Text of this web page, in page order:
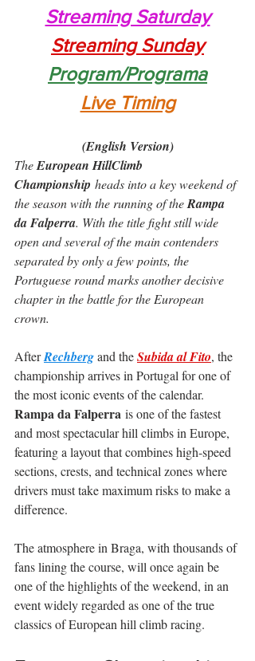
Streaming Saturday
Streaming Sunday
Program/Programa
Live Timing
(English Version)
The European HillClimb
Championship heads into a key weekend of
the season with the running of the Rampa
da Falperra. With the title fight still wide
open and several of the main contenders
separated by only a few points, the
Portuguese round marks another decisive
chapter in the battle for the European
crown.
After Rechberg and the Subida al Fito, the
championship arrives in Portugal for one of
the most iconic events of the calendar.
Rampa da Falperra is one of the fastest
and most spectacular hill climbs in Europe,
featuring a layout that combines high-speed
sections, crests, and technical zones where
drivers must take maximum risks to make a
difference.
The atmosphere in Braga, with thousands of
fans lining the course, will once again be
one of the highlights of the weekend, in an
event widely regarded as one of the true
classics of European hill climb racing.